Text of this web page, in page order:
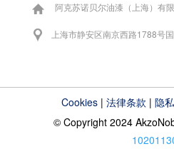
阿克苏诺贝尔油漆（上海）有
上海市静安区南京西路1788号
Cookies |法律条款 |隐
© Copyright 2024